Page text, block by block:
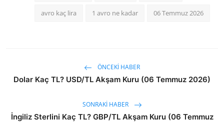
avro kaç lira 1 avro ne kadar 06 Temmuz 2026
ÖNCEKI HABER
Dolar Kaç TL? USD/TL Akşam Kuru (06 Temmuz 2026)
SONRAKI HABER
İngiliz Sterlini Kaç TL? GBP/TL Akşam Kuru (06 Temmuz